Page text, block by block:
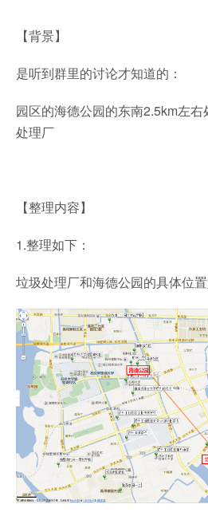
【背景】
是听到群里的讨论才知道的：
园区的海德公园的东南2.5km左
处理厂
【整理内容】
1.整理如下：
垃圾处理厂和海德公园的具体位置